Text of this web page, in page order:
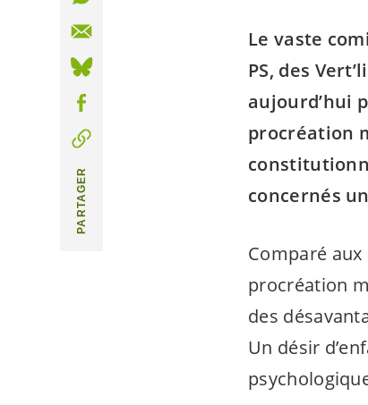
Le vaste
PS, des
aujourd’hui
procréation
concernés
Comparé
procréation
des
Un désir
PARTAGER